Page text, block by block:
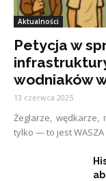
Aktualności
Petycja w
wodniaków
13 czerwca 2025
Żeglarze, wędkarze,
tylko — to jest WASZA